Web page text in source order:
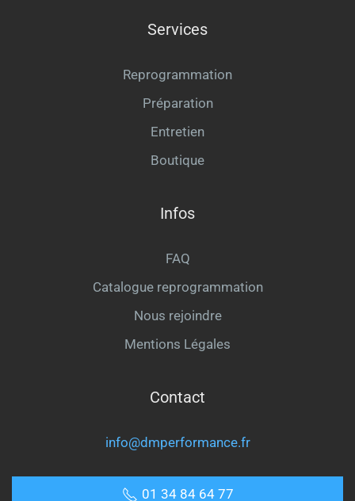
Services
Reprogrammation
Préparation
Entretien
Boutique
Infos
FAQ
Catalogue reprogrammation
Nous rejoindre
Mentions Légales
Contact
info@dmperformance.fr
01 34 84 64 77